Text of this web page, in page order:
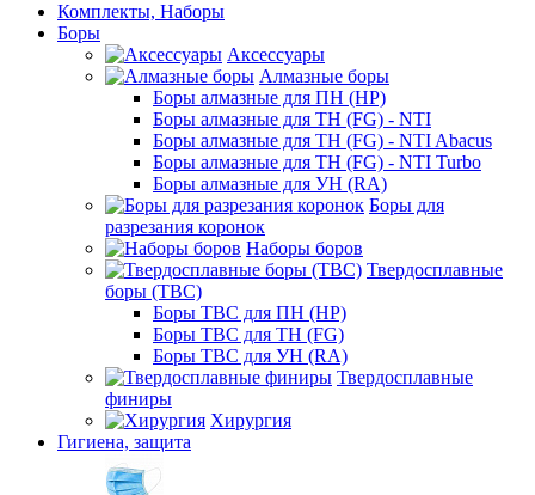
Комплекты, Наборы
Боры
Аксессуары
Алмазные боры
Боры алмазные для ПН (HP)
Боры алмазные для ТН (FG) - NTI
Боры алмазные для ТН (FG) - NTI Abacus
Боры алмазные для ТН (FG) - NTI Turbo
Боры алмазные для УН (RA)
Боры для
разрезания коронок
Наборы боров
Твердосплавные
боры (ТВС)
Боры ТВС для ПН (HP)
Боры ТВС для ТН (FG)
Боры ТВС для УН (RA)
Твердосплавные
финиры
Хирургия
Гигиена, защита